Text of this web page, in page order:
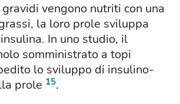
vengono nutriti con una
la loro prole sviluppa
In uno studio, il
somministrato a topi
lo sviluppo di insulino-
prole 15.